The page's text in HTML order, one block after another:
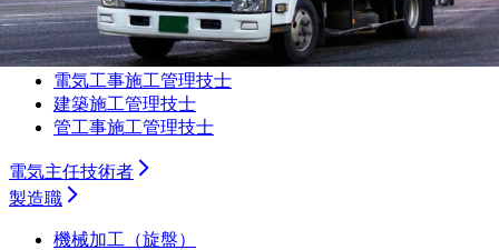
施工管理技士
土木施工管理技士
電気工事施工管理技士
建築施工管理技士
管工事施工管理技士
電気主任技術者
製造職
機械加工（旋盤）